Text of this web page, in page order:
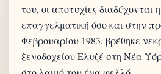
του, οι αποτυχίες διαδέχονται
επαγγελματική όσο και στην
Φεβρουαρίου 1983, βρέθηκε
ξενοδοχείου Ελυζέ στη Νέα